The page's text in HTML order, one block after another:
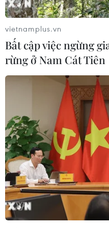
viết đoạn văn.
Đề Ngữ văn được nhiều thí
sinh vui vẻ rời trường thi
Hiếu/
Câu 2 là câu hỏi nghị
vietnamplus.vn
Bất cập việc ngừng
rừng ở Nam Cát Tiên